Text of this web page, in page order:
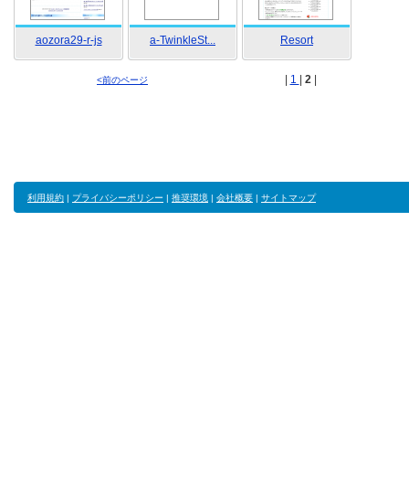
aozora29-r-js a-TwinkleSt... Resort
<前のページ 1 2
利用規約 | プライバシーポリシー | 推奨環境 | 会社概要 | サイトマップ